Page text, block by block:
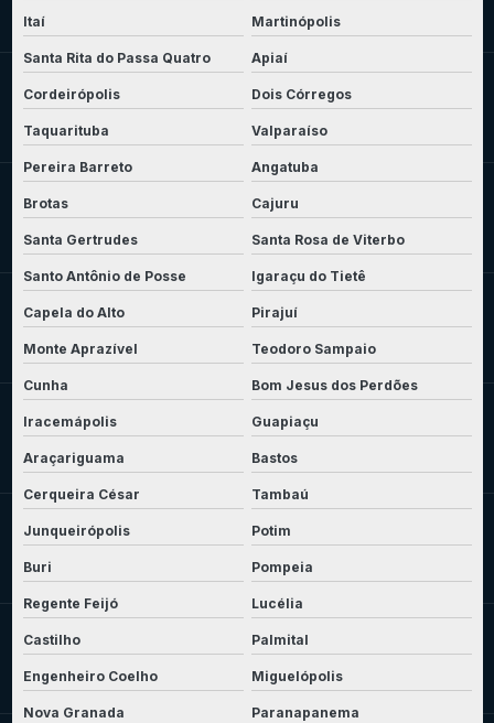
Itaí Martinópolis
Santa Rita do Passa Quatro Apiaí
Cordeirópolis Dois Córregos
Taquarituba Valparaíso
Pereira Barreto Angatuba
Brotas Cajuru
Santa Gertrudes Santa Rosa de Viterbo
Santo Antônio de Posse Igaraçu do Tietê
Capela do Alto Pirajuí
Monte Aprazível Teodoro Sampaio
Cunha Bom Jesus dos Perdões
Iracemápolis Guapiaçu
Araçariguama Bastos
Cerqueira César Tambaú
Junqueirópolis Potim
Buri Pompeia
Regente Feijó Lucélia
Castilho Palmital
Engenheiro Coelho Miguelópolis
Nova Granada Paranapanema